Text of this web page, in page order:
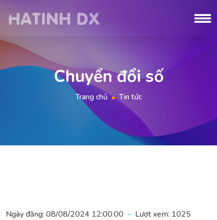
Chuyển đổi số
Trang chủ Tin tức
Ngày đăng: 08/08/2024 12:00:00 Lượt xem: 1025